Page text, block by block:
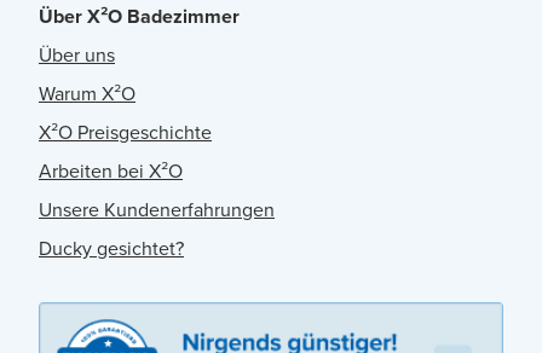
Über X²O Badezimmer
Über uns
Warum X²O
X²O Preisgeschichte
Arbeiten bei X²O
Unsere Kundenerfahrungen
Ducky gesichtet?